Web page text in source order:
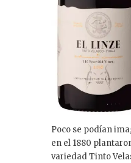
Poco se podían
en el 1880
variedad Tinto